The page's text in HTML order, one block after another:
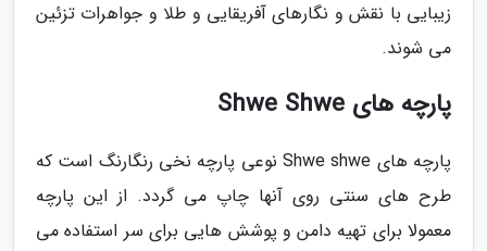
زیبایی با نقش و نگارهای آفریقایی و طلا و جواهرات تزئین
می شوند.
پارچه های Shwe Shwe
پارچه های Shwe shwe نوعی پارچه نخی رنگارنگ است که
طرح های سنتی روی آنها چاپ می گردد. از این پارچه
معمولا برای تهیه دامن و پوشش هایی برای سر استفاده می